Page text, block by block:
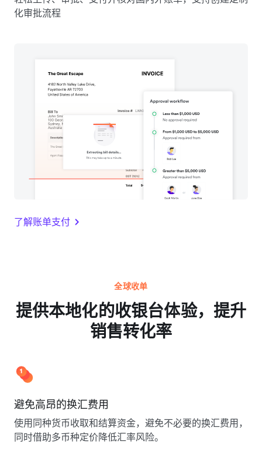
化审批流程
了解账单支付
全球收单
提供本地化的收银台体验，提升
销售转化率
避免高昂的换汇费用
使用同种货币收取和结算资金，避免不必要的换汇费用，
同时借助多币种定价降低汇率风险。